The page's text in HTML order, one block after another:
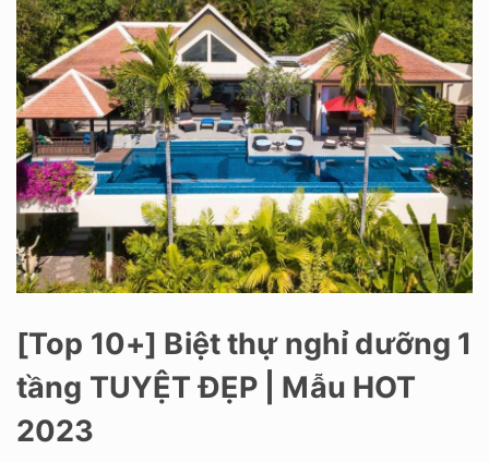
[Top 10+] Biệt thự nghỉ dưỡng 1
tầng TUYỆT ĐẸP | Mẫu HOT
2023